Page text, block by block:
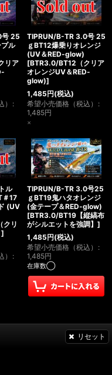
25
ル
リア
:
TIPRUN/B-TR 3.0号 25
ｇBT12爆乗りオレンジ
(UV＆RED-glow)
[BTR3.0/BT12（クリア
オレンジUV＆RED-
glow)]
1,485円(税込)
希望小売価格（税込） :
1,485円
×
ル
17
(UV
クリ
]
:
TIPRUN/B-TR 3.0号25
ｇBT19鬼ハタオレンジ
(金テープ＆RED-glow)
[BTR3.0/BT19【縦縞布
がシルエットを強調】 ]
1,485円(税込)
希望小売価格（税込） :
1,485円
在庫数◯
リセット